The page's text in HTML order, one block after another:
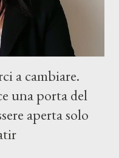
a cambiare.
una porta del
aperta solo